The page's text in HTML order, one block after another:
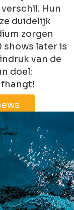
Hun
duidelijk
zorgen
shows later is
van de
doel:
Maps©OpenStreetMap